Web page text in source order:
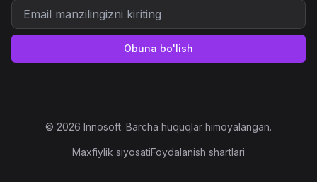
Obuna bo'lish
© 2026 Innosoft. Barcha huquqlar himoyalangan.
Maxfiylik siyosatiFoydalanish shartlari